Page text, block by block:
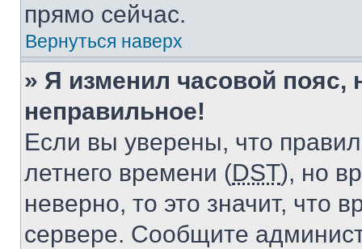
прямо сейчас.
Вернуться наверх
» Я изменил часовой пояс,
неправильное!
Если вы уверены, что
летнего времени (DST), но
неверно, то это значит, что
сервере. Сообщите